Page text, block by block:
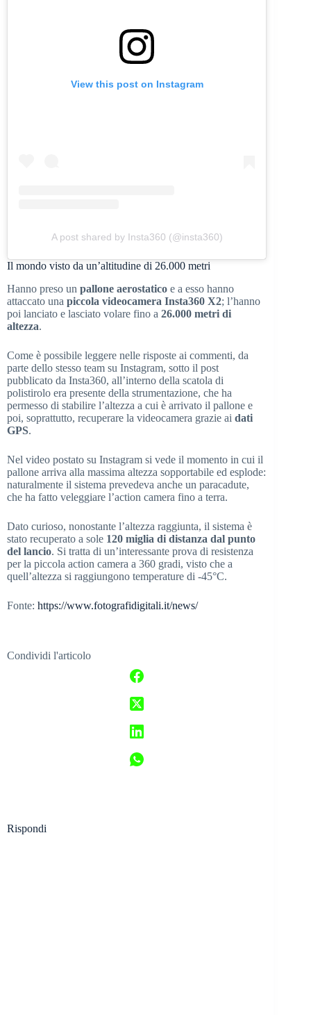
View this post on Instagram
A post shared by Insta360 (@insta360)
Il mondo visto da un’altitudine di 26.000 metri
Hanno preso un pallone aerostatico e a esso hanno
attaccato una piccola videocamera Insta360 X2; l’hanno
poi lanciato e lasciato volare fino a 26.000 metri di
altezza.
Come è possibile leggere nelle risposte ai commenti, da
parte dello stesso team su Instagram, sotto il post
pubblicato da Insta360, all’interno della scatola di
polistirolo era presente della strumentazione, che ha
permesso di stabilire l’altezza a cui è arrivato il pallone e
poi, soprattutto, recuperare la videocamera grazie ai dati
GPS.
Nel video postato su Instagram si vede il momento in cui il
pallone arriva alla massima altezza sopportabile ed esplode:
naturalmente il sistema prevedeva anche un paracadute,
che ha fatto veleggiare l’action camera fino a terra.
Dato curioso, nonostante l’altezza raggiunta, il sistema è
stato recuperato a sole 120 miglia di distanza dal punto
del lancio. Si tratta di un’interessante prova di resistenza
per la piccola action camera a 360 gradi, visto che a
quell’altezza si raggiungono temperature di -45°C.
Fonte: https://www.fotografidigitali.it/news/
Condividi l'articolo
Rispondi